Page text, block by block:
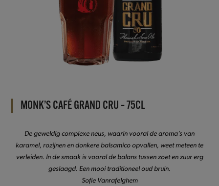
MONK’S CAFÉ GRAND CRU – 75CL
De geweldig complexe neus, waarin vooral de aroma’s van
karamel, rozijnen en donkere balsamico opvallen, weet meteen te
verleiden. In de smaak is vooral de balans tussen zoet en zuur erg
geslaagd. Een mooi traditioneel oud bruin.
Sofie Vanrafelghem